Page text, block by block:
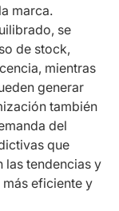
marca.
se
de stock,
mientras
generar
también
del
que
las tendencias y
eficiente y